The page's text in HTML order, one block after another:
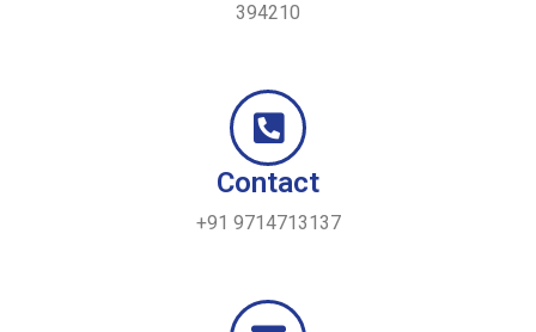
394210
Contact
+91 9714713137